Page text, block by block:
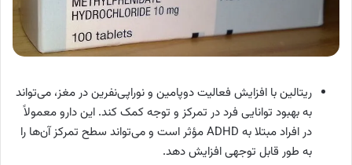
ریتالین با افزایش فعالیت دوپامین و نوراپی‌نفرین در مغز، می‌تواند
به بهبود توانایی فرد در تمرکز و توجه کمک کند. این دارو معمولاً
در افراد مبتلا به ADHD مؤثر است و می‌تواند سطح تمرکز آن‌ها را
به طور قابل توجهی افزایش دهد.